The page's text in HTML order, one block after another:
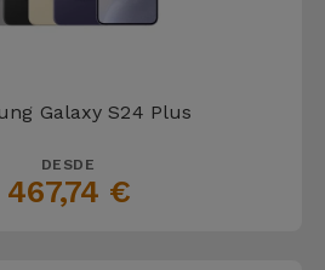
Galaxy S24 Plus
DESDE
467,74 €